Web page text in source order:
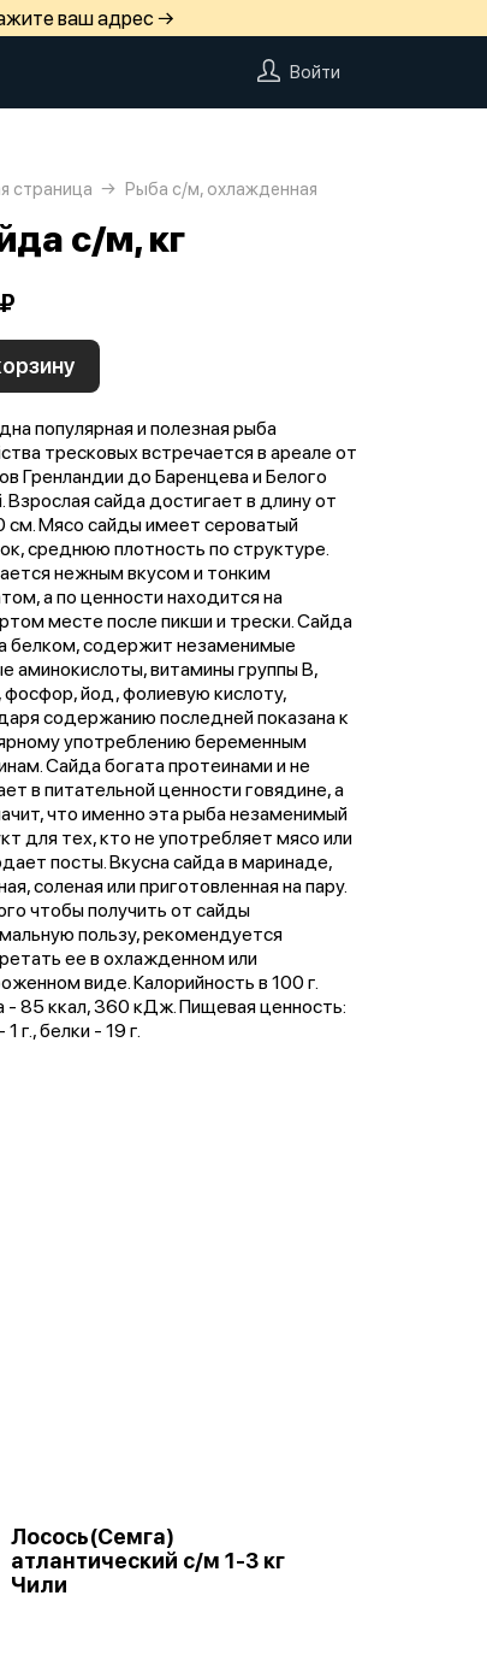
ваш адрес →
Войти
страница Рыба с/м, охлажденная
с/м, кг
популярная и полезная рыба
тресковых встречается в ареале от
Гренландии до Баренцева и Белого
Взрослая сайда достигает в длину от
см. Мясо сайды имеет сероватый
среднюю плотность по структуре.
нежным вкусом и тонким
а по ценности находится на
месте после пикши и трески. Сайда
белком, содержит незаменимые
аминокислоты, витамины группы В,
фосфор, йод, фолиевую кислоту,
содержанию последней показана к
употреблению беременным
Сайда богата протеинами и не
в питательной ценности говядине, а
что именно эта рыба незаменимый
для тех, кто не употребляет мясо или
посты. Вкусна сайда в маринаде,
соленая или приготовленная на пару.
чтобы получить от сайды
пользу, рекомендуется
ее в охлажденном или
виде. Калорийность в 100 г.
- 85 ккал, 360 кДж. Пищевая ценность:
г., белки - 19 г.
Лосось(Семга)
атлантический с/м 1-3 кг
Чили